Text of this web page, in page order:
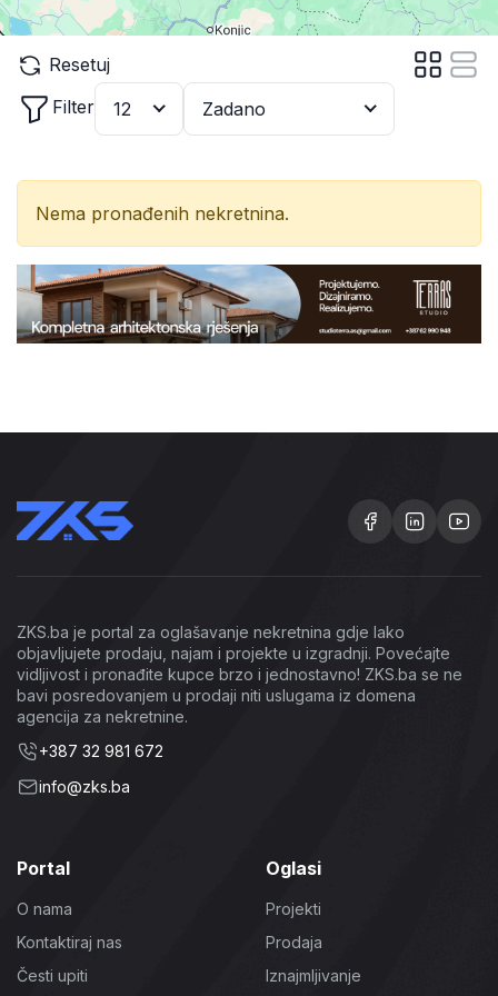
Resetuj
Filter
12 Zadano
Nema pronađenih nekretnina.
ZKS.ba je portal za oglašavanje nekretnina gdje lako
objavljujete prodaju, najam i projekte u izgradnji. Povećajte
vidljivost i pronađite kupce brzo i jednostavno! ZKS.ba se ne
bavi posredovanjem u prodaji niti uslugama iz domena
agencija za nekretnine.
+387 32 981 672
info@zks.ba
Portal
O nama
Kontaktiraj nas
Česti upiti
Oglasi
Projekti
Prodaja
Iznajmljivanje